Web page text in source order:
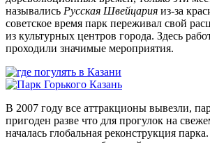
назывались Русская Швейцария из-за
советское время парк переживал свой
из культурных центров города. Здесь
проходили значимые мероприятия.
В 2007 году все аттракционы вывезли,
пригоден разве что для прогулок на
началась глобальная реконструкция